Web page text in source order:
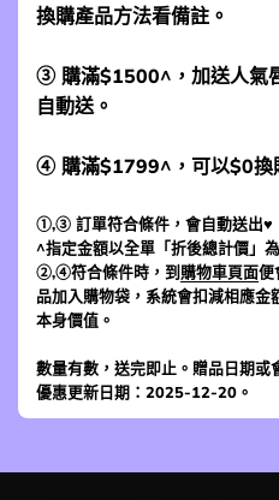
換購產品方法看備註。
③ 購滿$1500^，加送人氣
自動送。
④ 購滿$1799^，可以$0換
①,③ 訂單符合條件，會自動送出♥
^指定金額以全單「折後總計價」
②,④符合條件時，到 購物車頁面便
品加入購物袋，系統會扣減相應
本身價值。
數量有數，送完即止。贈品日期或
優惠更新日期：2025-12-20。